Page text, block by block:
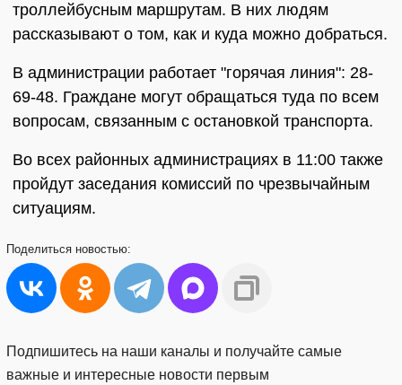
троллейбусным маршрутам. В них людям
рассказывают о том, как и куда можно добраться.
В администрации работает "горячая линия": 28-
69-48. Граждане могут обращаться туда по всем
вопросам, связанным с остановкой транспорта.
Во всех районных администрациях в 11:00 также
пройдут заседания комиссий по чрезвычайным
ситуациям.
Поделиться новостью:
Подпишитесь на наши каналы и получайте самые
важные и интересные новости первым